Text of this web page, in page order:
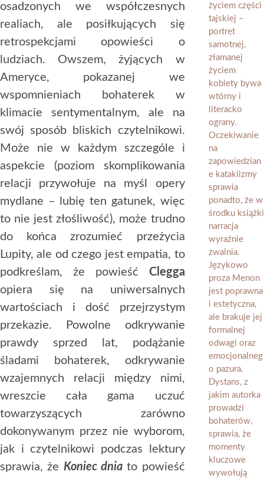
osadzonych we współczesnych
realiach, ale posiłkujących się
retrospekcjami opowieści o
ludziach. Owszem, żyjących w
Ameryce, pokazanej we
wspomnieniach bohaterek w
klimacie sentymentalnym, ale na
swój sposób bliskich czytelnikowi.
Może nie w każdym szczególe i
aspekcie (poziom skomplikowania
relacji przywołuje na myśl opery
mydlane – lubię ten gatunek, więc
to nie jest złośliwość), może trudno
do końca zrozumieć przeżycia
Lupity, ale od czego jest empatia, to
podkreślam, że powieść Clegga
opiera się na uniwersalnych
wartościach i dość przejrzystym
przekazie. Powolne odkrywanie
prawdy sprzed lat, podążanie
śladami bohaterek, odkrywanie
wzajemnych relacji między nimi,
wreszcie cała gama uczuć
towarzyszących zarówno
dokonywanym przez nie wyborom,
jak i czytelnikowi podczas lektury
sprawia, że Koniec dniato powieść